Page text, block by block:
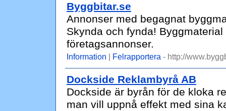
Byggbitar.se
Annonser med begagnat
Skynda och fynda!
företagsannonser.
Information | Felrapportera - http://
Dockside Reklambyrå AB
Dockside är byrån för de kloka
man vill uppnå effekt med sina